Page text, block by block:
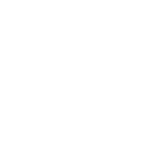
celebrar tu boda
de ensueño?